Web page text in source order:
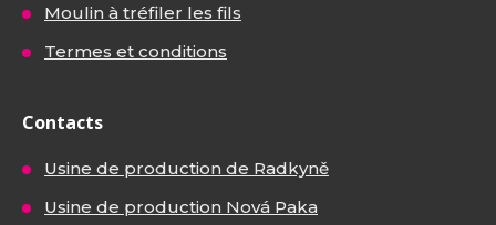
Moulin à tréfiler les fils
Termes et conditions
Contacts
Usine de production de Radkyně
Usine de production Nová Paka